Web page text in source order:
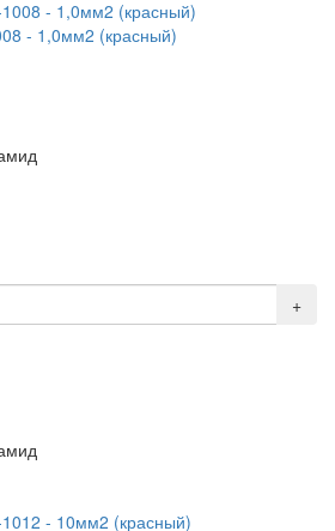
- 1,0мм2 (красный)
+